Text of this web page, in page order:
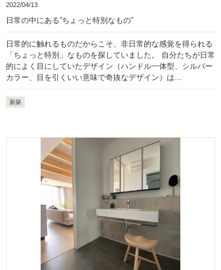
2022/04/13
日常の中にある”ちょっと特別なもの”
日常的に触れるものだからこそ、非日常的な感覚を得られる
「ちょっと特別」なものを探していました。 自分たちが日常
的によく目にしていたデザイン（ハンドル一体型、シルバー
カラー、目を引くいい意味で奇抜なデザイン）は…
新築